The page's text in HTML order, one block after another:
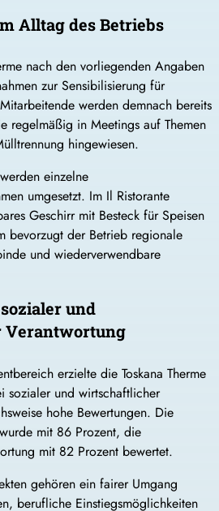
Alltag des Betriebs
nach den vorliegenden Angaben
zur Sensibilisierung für
werden demnach bereits
regelmäßig in Meetings auf Themen
hingewiesen.
einzelne
umgesetzt. Im Il Ristorante
Geschirr mit Besteck für Speisen
bevorzugt der Betrieb regionale
und wiederverwendbare
und
erzielte die Toskana Therme
sozialer und wirtschaftlicher
hohe Bewertungen. Die
mit 86 Prozent, die
mit 82 Prozent bewertet.
gehören ein fairer Umgang
berufliche Einstiegsmöglichkeiten